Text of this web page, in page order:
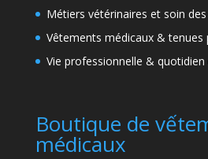
Métiers vétérinaires et soin
Vêtements médicaux & tenues
Vie professionnelle &
Boutique de
médicaux